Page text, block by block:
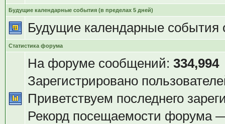
Будущие календарные события (в пределах 5 дней)
Будущие календарные события
Статистика форума
На форуме сообщений: 334,994
Зарегистрировано
Приветствуем последнего
Рекорд посещаемости форума